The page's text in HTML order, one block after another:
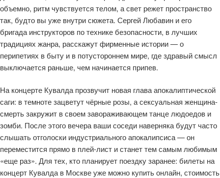
объемно, ритм чувствуется телом, а свет режет пространство
так, будто вы уже внутри сюжета. Сергей Любавин и его
бригада инструкторов по технике безопасности, в лучших
традициях жанра, расскажут фирменные истории — о
перипетиях в быту и в потустороннем мире, где здравый смысл
выключается раньше, чем начинается припев.
На концерте Кувалда прозвучит новая глава апокалиптической
саги: в темноте зацветут чёрные розы, а сексуальная женщина-
смерть закружит в своем завораживающем танце людоедов и
зомби. После этого вечера ваши соседи наверняка будут часто
слышать отголоски индустриального апокалипсиса — он
переместится прямо в плей-лист и станет тем самым любимым
«еще раз». Для тех, кто планирует поездку заранее: билеты на
концерт Кувалда в Москве уже можно купить онлайн, стоимость